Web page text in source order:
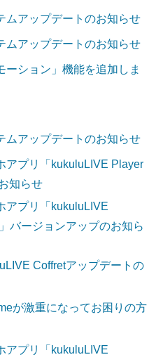
ムアップデートのお知らせ
ムアップデートのお知らせ
ーション」機能を追加しま
ムアップデートのお知らせ
アプリ「kukuluLIVE Player
知らせ
アプリ「kukuluLIVE
バージョンアップのお知ら
Coffretアップデートの
が激重になってお困りの方
アプリ「kukuluLIVE